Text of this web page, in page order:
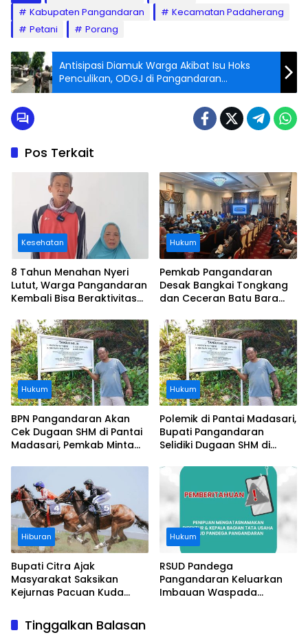
Kabupaten Pangandaran
Kecamatan Padaherang
Petani
Porang
Antisipasi Diamuk Warga Akibat Isu Hoks
Penculikan, ODGJ di Pangandaran
Diamankan Petugas Satpol PP
Pos Terkait
Kesehatan
8 Tahun Menahan Nyeri
Lutut, Warga Pangandaran
Kembali Bisa Beraktivitas
Ditanggung BPJS
Hukum
Pemkab Pangandaran
Desak Bangkai Tongkang
dan Ceceran Batu Bara
Buruknya Koordinasi
Perusahaan
Hukum
BPN Pangandaran Akan
Cek Dugaan SHM di Pantai
Madasari, Pemkab Minta
Hukum
Polemik di Pantai Madasari,
Bupati Pangandaran
Selidiki Dugaan SHM di
Pantai
Hiburan
Bupati Citra Ajak
Masyarakat Saksikan
Kejurnas Pacuan Kuda
Legokjawa
Hukum
RSUD Pandega
Pangandaran Keluarkan
Imbauan Waspada
Tinggalkan Balasan